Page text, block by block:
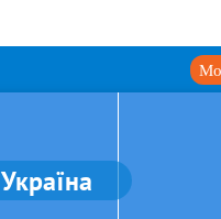
Україна